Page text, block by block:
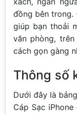
đồng bên trong.
giúp bạn thoải
văn phòng,
cách gọn gàng
Thông số
Dưới đây là
Cáp Sạc